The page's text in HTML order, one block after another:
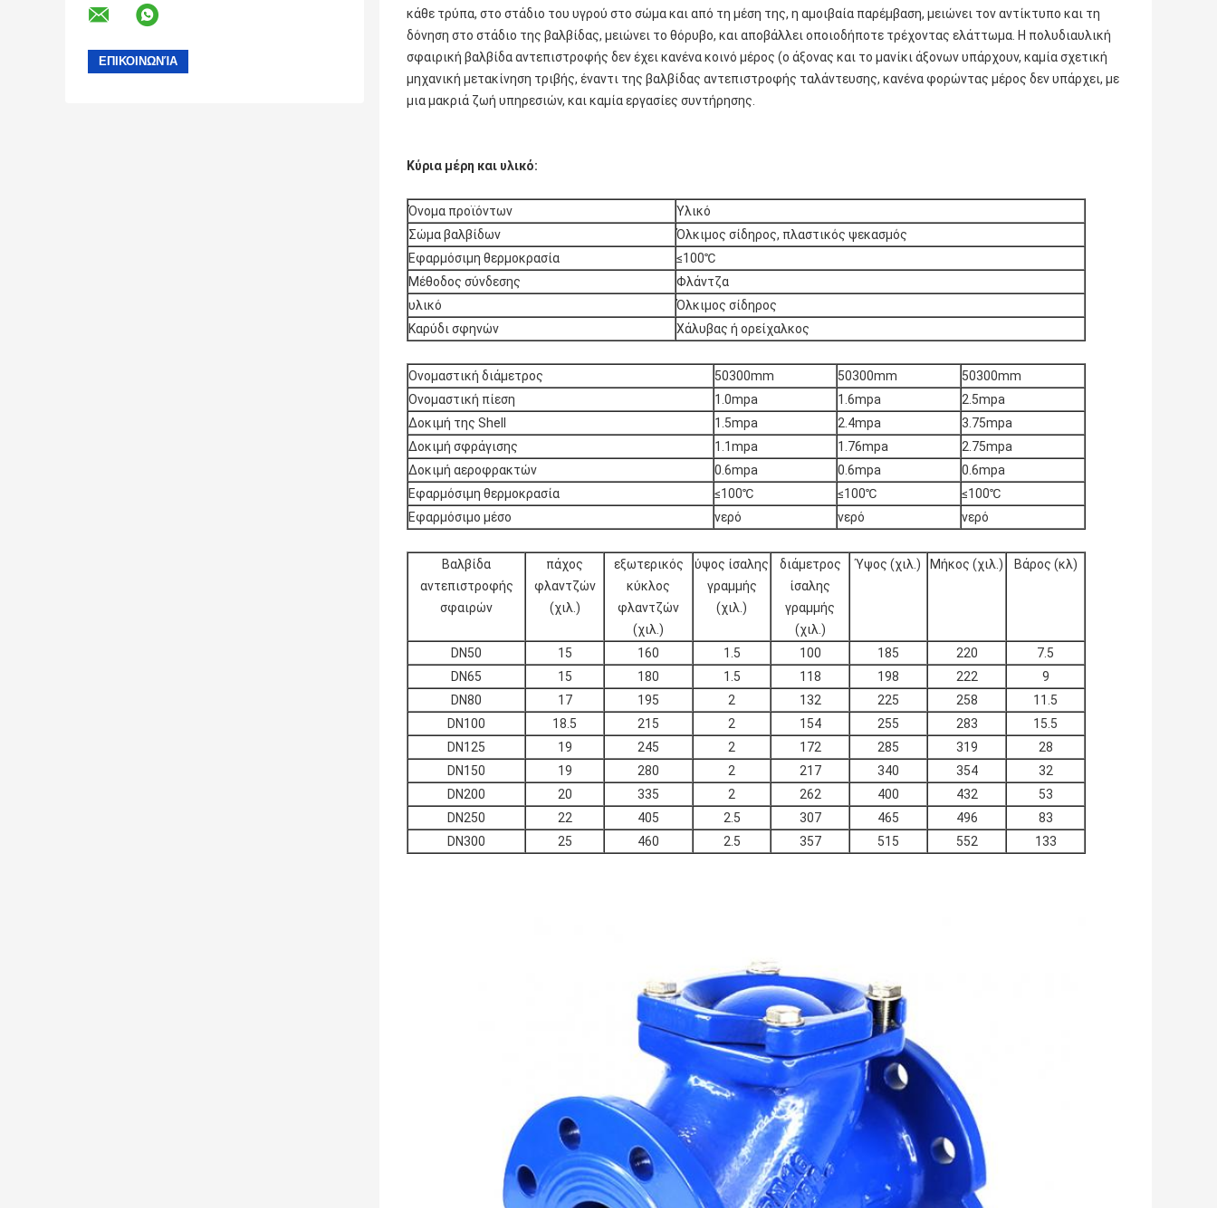
κάθε τρύπα, στο στάδιο του υγρού στο σώμα και από τη μέση της, η αμοιβαία παρέμβαση, μειώνει τον αντίκτυπο και τη
δόνηση στο στάδιο της βαλβίδας, μειώνει το θόρυβο, και αποβάλλει οποιοδήποτε τρέχοντας ελάττωμα. Η πολυδιαυλική
σφαιρική βαλβίδα αντεπιστροφής δεν έχει κανένα κοινό μέρος (ο άξονας και το μανίκι άξονων υπάρχουν, καμία σχετική
μηχανική μετακίνηση τριβής, έναντι της βαλβίδας αντεπιστροφής ταλάντευσης, κανένα φορώντας μέρος δεν υπάρχει, με
μια μακριά ζωή υπηρεσιών, και καμία εργασίες συντήρησης.
Κύρια μέρη και υλικό:
Όνομα προϊόντων
Υλικό
Σώμα βαλβίδων
Όλκιμος σίδηρος, πλαστικός ψεκασμός
Εφαρμόσιμη θερμοκρασία
≤100℃
Μέθοδος σύνδεσης
Φλάντζα
υλικό
Όλκιμος σίδηρος
Καρύδι σφηνών
Χάλυβας ή ορείχαλκος
Ονομαστική διάμετρος 50300mm 50300mm
50300mm
Ονομαστική πίεση
1.0mpa 1.6mpa
2.5mpa
Δοκιμή της Shell
1.5mpa 2.4mpa
3.75mpa
Δοκιμή σφράγισης
1.1mpa 1.76mpa
2.75mpa
Δοκιμή αεροφρακτών
0.6mpa 0.6mpa
0.6mpa
Εφαρμόσιμη θερμοκρασία
≤100℃ ≤100℃
≤100℃
Εφαρμόσιμο μέσο
νερό νερό νερό
Βαλβίδα
αντεπιστροφής
σφαιρών
πάχος
φλαντζών
(χιλ.)
εξωτερικός
κύκλος
φλαντζών
(χιλ.)
ύψος ίσαλης
γραμμής
(χιλ.)
διάμετρος
ίσαλης
γραμμής
(χιλ.)
Ύψος (χιλ.) Μήκος (χιλ.) Βάρος (κλ)
DN50 15 160 1.5 100 185 220
7.5
DN65
15 180 1.5 118 198 222
9
DN80
17 195 2 132 225 258
11.5
DN100
18.5 215 2 154 255 283
15.5
DN125
19 245 2 172 285 319
28
DN150
19 280 2 217 340 354
32
DN200
20 335 2 262 400 432
53
DN250
22 405 2.5 307 465 496
83
DN300
25 460 2.5 357 515 552 133